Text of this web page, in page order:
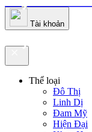
Tài khoản
truyenfullz.com
Thể loại
Đô Thị
Linh Dị
Đam Mỹ
Hiện Đại